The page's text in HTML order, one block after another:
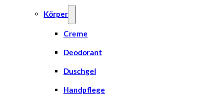
Körper
Creme
Deodorant
Duschgel
Handpflege